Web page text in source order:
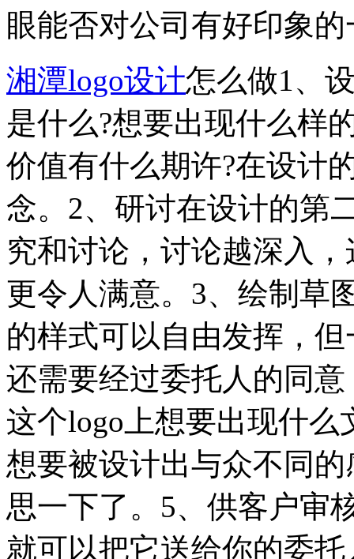
眼能否对公司有好印象
湘潭logo设计怎么做1、
是什么?想要出现什么样
价值有什么期许?在设计
念。2、研讨在设计的第
究和讨论，讨论越深入
更令人满意。3、绘制草
的样式可以自由发挥，
还需要经过委托人的同
这个logo上想要出现什
想要被设计出与众不同
思一下了。5、供客户审
就可以把它送给你的委